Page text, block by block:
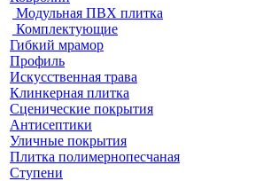
Модульная ПВХ плитка
Комплектующие
Гибкий мрамор
Профиль
Искусственная трава
Клинкерная плитка
Сценические покрытия
Антисептики
Уличные покрытия
Плитка полимернопесчаная
Ступени